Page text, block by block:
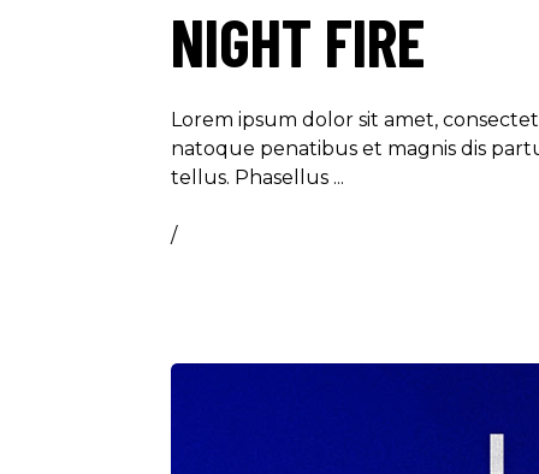
NIGHT FIRE
Lorem ipsum dolor sit amet,
natoque penatibus et magnis dis
tellus. Phasellus
/